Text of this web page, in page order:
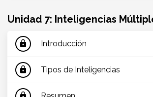
Unidad 7: Inteligencias
lock Introducción
lock Tipos de Inteligencias